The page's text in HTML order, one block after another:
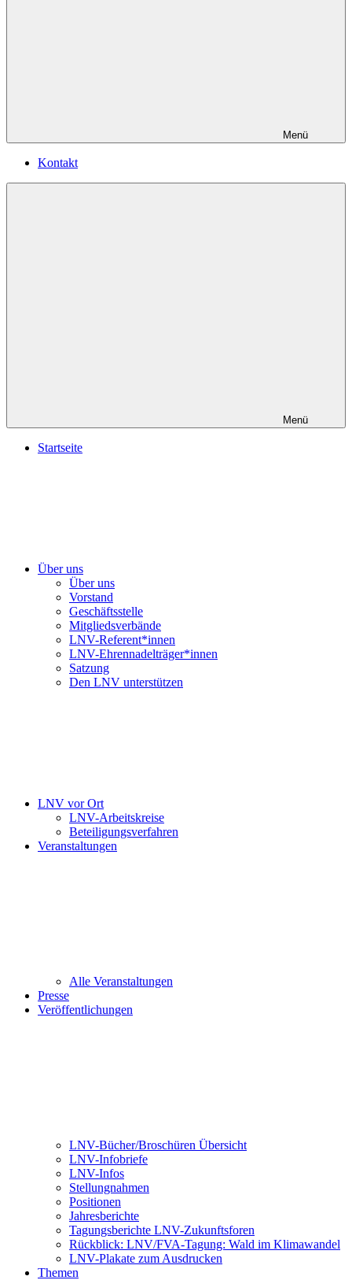
Menü
Kontakt
Menü
Startseite
Über uns
Über uns
Vorstand
Geschäftsstelle
Mitgliedsverbände
LNV-Referent*innen
LNV-Ehrennadelträger*innen
Satzung
Den LNV unterstützen
LNV vor Ort
LNV-Arbeitskreise
Beteiligungsverfahren
Veranstaltungen
Alle Veranstaltungen
Presse
Veröffentlichungen
LNV-Bücher/Broschüren Übersicht
LNV-Infobriefe
LNV-Infos
Stellungnahmen
Positionen
Jahresberichte
Tagungsberichte LNV-Zukunftsforen
Rückblick: LNV/FVA-Tagung: Wald im Klimawandel
LNV-Plakate zum Ausdrucken
Themen